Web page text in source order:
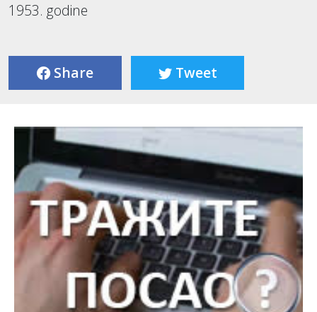
1953. godine
Share Tweet